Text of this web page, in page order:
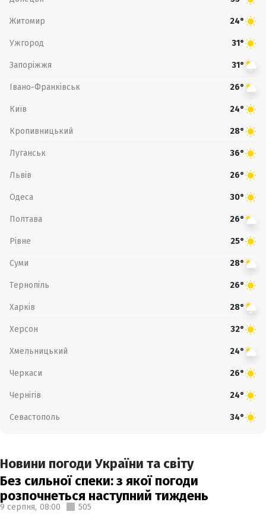
Житомир 24°
Ужгород 31°
Запоріжжя 31°
Івано-Франківськ 26°
Київ 24°
Кропивницький 28°
Луганськ 36°
Львів 26°
Одеса 30°
Полтава 26°
Рівне 25°
Суми 28°
Тернопіль 26°
Харків 28°
Херсон 32°
Хмельницький 24°
Черкаси 26°
Чернігів 24°
Севастополь 34°
Новини погоди України та світу
Без сильної спеки: з якої погоди
розпочнеться наступний тиждень
9 серпня, 08:00 505